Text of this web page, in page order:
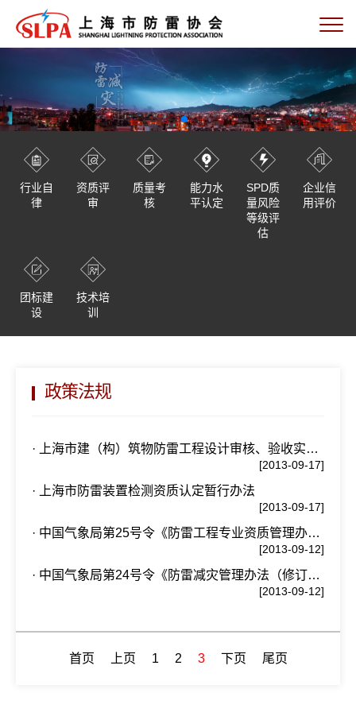
行业自
律
资质评
审
质量考
核
能力水
平认定
SPD质
量风险
等级评
估
企业信
用评价
团标建
设
技术培
训
政策法规
· 上海市建（构）筑物防雷工程设计审核、验收实施办法
[2013-09-17]
· 上海市防雷装置检测资质认定暂行办法
[2013-09-17]
· 中国气象局第25号令《防雷工程专业资质管理办法（修订）》
[2013-09-12]
· 中国气象局第24号令《防雷减灾管理办法（修订）》
[2013-09-12]
首页 上页 1 2 3 下页 尾页